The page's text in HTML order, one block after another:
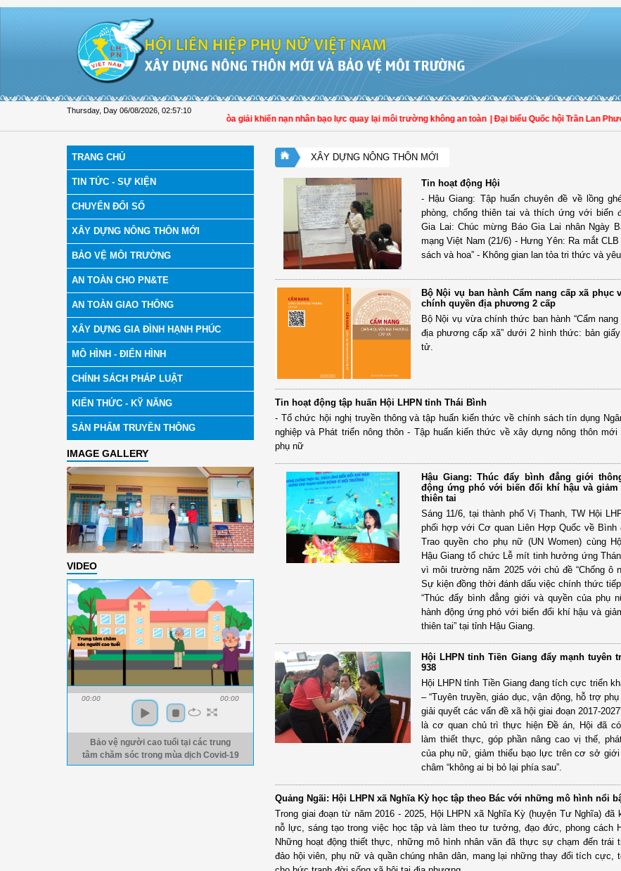
Thursday, Day 06/08/2026 02:57:11
Đại biểu Trần Lan Phương: Không để hòa giải khiến nạn nhân bạo lực quay lại môi trường không an toàn | Đại biểu Quốc hội Trần Lan Phương:
TRANG CHỦ
TIN TỨC - SỰ KIỆN
CHUYỂN ĐỔI SỐ
XÂY DỰNG NÔNG THÔN MỚI
BẢO VỆ MÔI TRƯỜNG
AN TOÀN CHO PN&TE
AN TOÀN GIAO THÔNG
XÂY DỰNG GIA ĐÌNH HẠNH PHÚC
MÔ HÌNH - ĐIỂN HÌNH
CHÍNH SÁCH PHÁP LUẬT
KIẾN THỨC - KỸ NĂNG
SẢN PHẨM TRUYỀN THÔNG
IMAGE GALLERY
VIDEO
00:00 00:00
Bảo vệ người cao tuổi tại các trung
tâm chăm sóc trong mùa dịch Covid-19
XÂY DỰNG NÔNG THÔN MỚI
Tin hoạt động Hội
- Hậu Giang: Tập huấn chuyên đề về lồng
phòng, chống thiên tai và thích ứng với biến
Gia Lai: Chúc mừng Báo Gia Lai nhân Ngày
mạng Việt Nam (21/6) - Hưng Yên: Ra mắt
sách và hoa” - Không gian lan tỏa tri thức và
Bộ Nội vụ ban hành Cẩm nang cấp xã phục
chính quyền địa phương 2 cấp
Bộ Nội vụ vừa chính thức ban hành “Cẩm
địa phương cấp xã” dưới 2 hình thức: bản
tử.
Tin hoạt động tập huấn Hội LHPN tỉnh Thái Bình
- Tổ chức hội nghị truyền thông và tập huấn kiến thức về chính sách tín dụng
nghiệp và Phát triển nông thôn - Tập huấn kiến thức về xây dựng nông thôn mới
phụ nữ
Hậu Giang: Thúc đẩy bình đẳng giới
động ứng phó với biến đổi khí hậu và
thiên tai
Sáng 11/6, tại thành phố Vị Thanh, TW Hội
phối hợp với Cơ quan Liên Hợp Quốc về Bình
Trao quyền cho phụ nữ (UN Women) cùng
Hậu Giang tổ chức Lễ mít tinh hưởng ứng
vì môi trường năm 2025 với chủ đề “Chống ô
Sự kiện đồng thời đánh dấu việc chính thức
“Thúc đẩy bình đẳng giới và quyền của phụ
hành động ứng phó với biến đổi khí hậu và
thiên tai” tại tỉnh Hậu Giang.
Hội LHPN tỉnh Tiền Giang đẩy mạnh tuyên
938
Hội LHPN tỉnh Tiền Giang đang tích cực triển
– “Tuyên truyền, giáo dục, vận động, hỗ trợ
giải quyết các vấn đề xã hội giai đoạn 2017-
là cơ quan chủ trì thực hiện Đề án, Hội đã
làm thiết thực, góp phần nâng cao vị thế,
của phụ nữ, giảm thiểu bạo lực trên cơ sở
châm “không ai bị bỏ lại phía sau”.
Quảng Ngãi: Hội LHPN xã Nghĩa Kỳ học tập theo Bác với những mô hình nổi
Trong giai đoạn từ năm 2016 - 2025, Hội LHPN xã Nghĩa Kỳ (huyện Tư Nghĩa) đã
nỗ lực, sáng tạo trong việc học tập và làm theo tư tưởng, đạo đức, phong cách
Những hoạt động thiết thực, những mô hình nhân văn đã thực sự chạm đến trái
đảo hội viên, phụ nữ và quần chúng nhân dân, mang lại những thay đổi tích cực,